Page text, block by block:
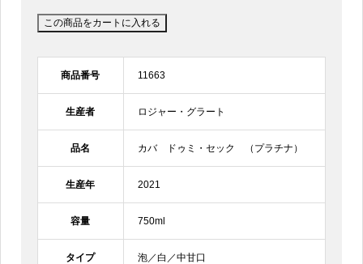
商品番号 11663
生産者 ロジャー・グラート
品名 カバ ドゥミ・セック （プラチナ）
生産年 2021
容量 750ml
タイプ 泡／白／中甘口